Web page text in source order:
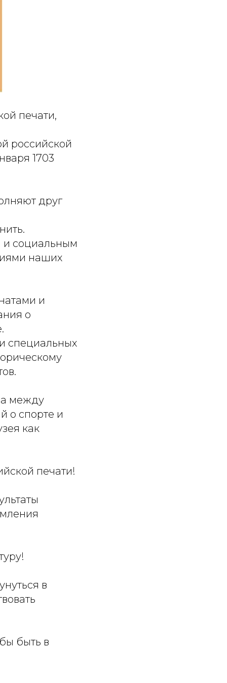
печати,
российской
1703
друг
и социальным
наших
и
о
специальных
между
о спорте и
как
печати!
в
быть в